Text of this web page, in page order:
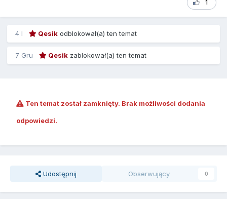
1
4 l Qesik odblokował(a) ten temat
7 Gru Qesik zablokował(a) ten temat
Ten temat został zamknięty. Brak możliwości dodania
odpowiedzi.
Udostępnij Obserwujący 0